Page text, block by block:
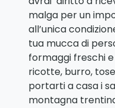
malga per un
all’unica
tua mucca di
formaggi freschi
ricotte, burro,
portarti a casa i
montagna